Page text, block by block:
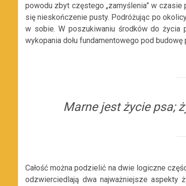
powodu zbyt częstego „zamyślenia” w
się nieskończenie pusty. Podróżując po
w sobie. W poszukiwaniu środków do życia
wykopania dołu fundamentowego pod
Marne jest życie psa;
Całość można podzielić na dwie logiczne
odzwierciedlają dwa najważniejsze aspekty